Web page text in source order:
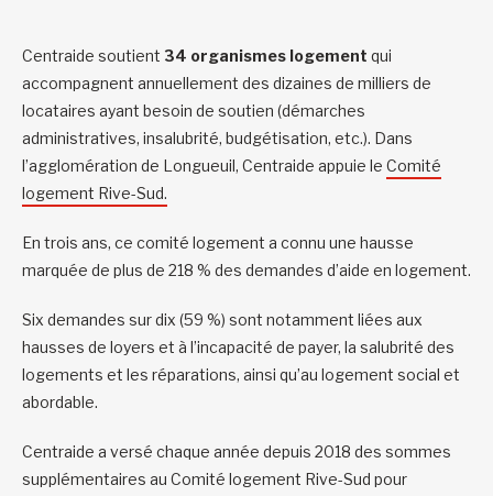
Centraide soutient 34 organismes logement qui
accompagnent annuellement des dizaines de milliers de
locataires ayant besoin de soutien (démarches
administratives, insalubrité, budgétisation, etc.). Dans
l’agglomération de Longueuil, Centraide appuie le Comité
logement Rive-Sud.
En trois ans, ce comité logement a connu une hausse
marquée de plus de 218 % des demandes d’aide en logement.
Six demandes sur dix (59 %) sont notamment liées aux
hausses de loyers et à l’incapacité de payer, la salubrité des
logements et les réparations, ainsi qu’au logement social et
abordable.
Centraide a versé chaque année depuis 2018 des sommes
supplémentaires au Comité logement Rive-Sud pour